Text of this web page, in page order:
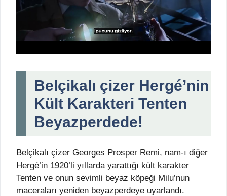
Belçikalı çizer Hergé’nin
Kült Karakteri Tenten
Beyazperdede!
Belçikalı çizer Georges Prosper Remi, nam-ı diğer
Hergé’in 1920’li yıllarda yarattığı kült karakter
Tenten ve onun sevimli beyaz köpeği Milu’nun
maceraları yeniden beyazperdeye uyarlandı.